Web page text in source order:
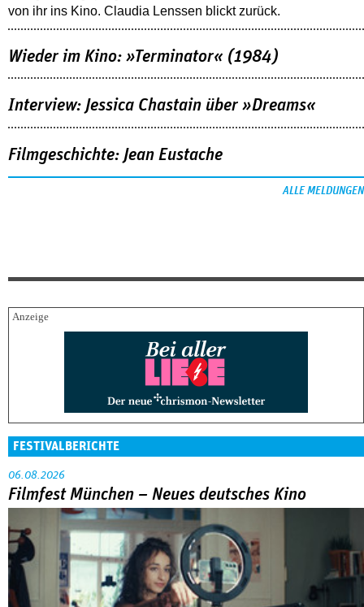
von ihr ins Kino. Claudia Lenssen blickt zurück.
Wieder im Kino: »Terminator« (1984)
Interview: Jessica Chastain über »Dreams«
Filmgeschichte: Jean Eustache
ALLE MELDUNGEN
FESTIVALBERICHTE
06.08.2026
Filmfest München – Neues deutsches Kino